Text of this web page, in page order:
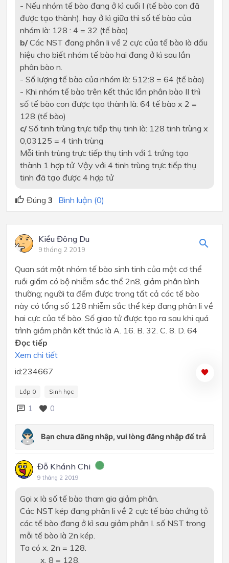
- Nếu nhóm tế bào đang ở kì cuối I (tế bào con đã
được tạo thành), hay ở kì giữa thì số tế bào của
nhóm là: 128 : 4 = 32 (tế bào)
b/Các NST đang phân li về 2 cực của tế bào là dấu
hiệu cho biết nhóm tế bào hai đang ở kì sau lần
phân bào n.
- Số lượng tế bào của nhóm là: 512:8 = 64 (tế bào)
- Khi nhóm tế bào trên kết thúc lần phân bào II thì
số tế bào con được tạo thành là: 64 tế bào x 2 =
128 (tế bào)
c/Số tinh trùng trực tiếp thụ tinh là: 128 tinh trùng x
0,03125 = 4 tinh trùng
Mỗi tinh trùng trực tiếp thụ tinh với 1 trứng tạo
thành 1 hợp tử. Vậy với 4 tinh trùng trực tiếp thụ
tinh đã tạo được 4 hợp tử
Đúng 3 Bình luận (0)
Kiều Đông Du
9 tháng 2 2019
Quan sát một nhóm tế bào sinh tinh của một cơ thể
ruồi giấm có bộ nhiễm sắc thể 2n8, giảm phân bình
thường; người ta đếm được trong tất cả các tế bào
này có tổng số 128 nhiễm sắc thể kép đang phân li về
hai cực của tế bào. Số giao tử được tạo ra sau khi quá
trình giảm phân kết thúc là A. 16. B. 32. C. 8. D. 64
Đọc tiếp
Xem chi tiết
id:234667
Lớp 0 Sinh học
1 0
Đỗ Khánh Chi
9 tháng 2 2019
Gọi x là số tế bào tham gia giảm phân.
Các NST kép đang phân li về 2 cực tế bào chứng tỏ
các tế bào đang ở kì sau giảm phân I. số NST trong
mỗi tế bào là 2n kép.
Ta có x. 2n = 128.
x. 8 = 128.